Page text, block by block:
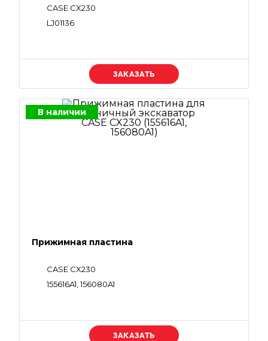
CASE CX230
LJ01136
Уточняйте цену
В наличии
Прижимная пластина
CASE CX230
155616A1, 156080A1
Уточняйте цену